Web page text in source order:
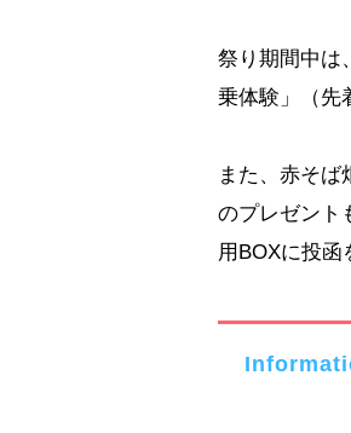
祭り期間中は
乗体験」（先
また、赤そば
のプレゼント
用BOXに投函